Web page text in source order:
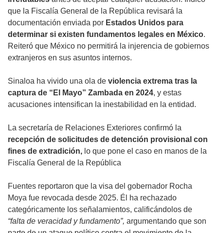
que la Fiscalía General de la República revisará la
documentación enviada por Estados Unidos para
determinar si existen fundamentos legales en México.
Reiteró que México no permitirá la injerencia de gobiernos
extranjeros en sus asuntos internos.
Sinaloa ha vivido una ola de violencia extrema tras la
captura de “El Mayo” Zambada en 2024, y estas
acusaciones intensifican la inestabilidad en la entidad.
La secretaría de Relaciones Exteriores confirmó la
recepción de solicitudes de detención provisional con
fines de extradición, lo que pone el caso en manos de la
Fiscalía General de la República
Fuentes reportaron que la visa del gobernador Rocha
Moya fue revocada desde 2025. Él ha rechazado
categóricamente los señalamientos, calificándolos de
“falta de veracidad y fundamento”, argumentando que son